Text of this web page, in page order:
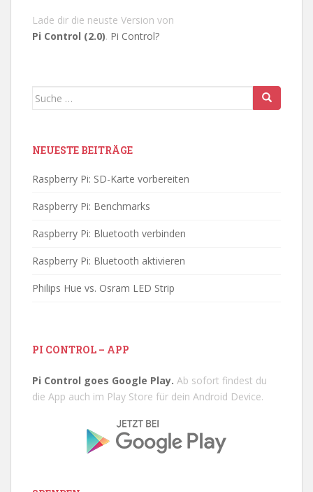
Lade dir die neuste Version von
Pi Control (2.0). Pi Control?
Suche
NEUESTE BEITRÄGE
Raspberry Pi: SD-Karte vorbereiten
Raspberry Pi: Benchmarks
Raspberry Pi: Bluetooth verbinden
Raspberry Pi: Bluetooth aktivieren
Philips Hue vs. Osram LED Strip
PI CONTROL – APP
Pi Control goes Google Play. Ab sofort findest du
die App auch im Play Store für dein Android Device.